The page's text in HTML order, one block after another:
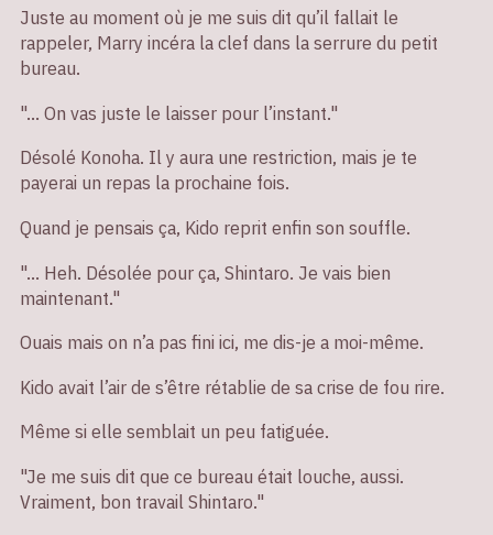
Juste au moment où je me suis dit qu’il fallait le
rappeler, Marry incéra la clef dans la serrure du petit
bureau.
"… On vas juste le laisser pour l’instant."
Désolé Konoha. Il y aura une restriction, mais je te
payerai un repas la prochaine fois.
Quand je pensais ça, Kido reprit enfin son souffle.
"… Heh. Désolée pour ça, Shintaro. Je vais bien
maintenant."
Ouais mais on n’a pas fini ici, me dis-je a moi-même.
Kido avait l’air de s’être rétablie de sa crise de fou rire.
Même si elle semblait un peu fatiguée.
"Je me suis dit que ce bureau était louche, aussi.
Vraiment, bon travail Shintaro."